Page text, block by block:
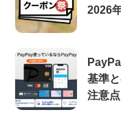
2026
基準
注意